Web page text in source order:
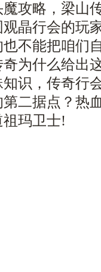
攻略，梁山
晶行会的玩
不能把咱们
为什么给出
识，传奇行
二据点？热
玛卫士!